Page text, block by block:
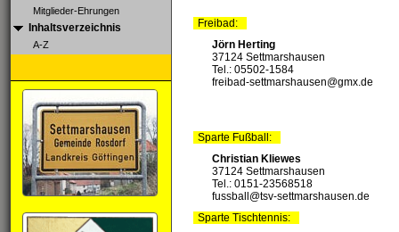
Mitglieder-Ehrungen
Inhaltsverzeichnis
A-Z
Freibad:
Jörn Herting
37124 Settmarshausen
Tel.: 05502-1584
freibad-settmarshausen@gmx.de
Sparte Fußball:
Christian Kliewes
37124 Settmarshausen
Tel.: 0151-23568518
fussball@tsv-settmarshausen.de
Sparte Tischtennis: